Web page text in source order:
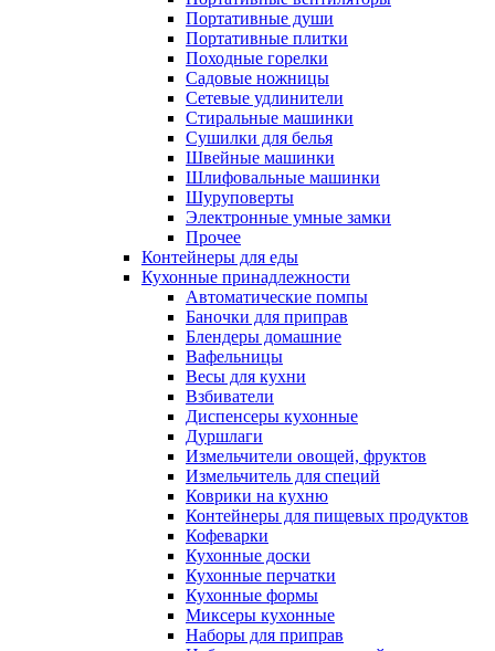
Портативные души
Портативные плитки
Походные горелки
Садовые ножницы
Сетевые удлинители
Стиральные машинки
Сушилки для белья
Швейные машинки
Шлифовальные машинки
Шуруповерты
Электронные умные замки
Прочее
Контейнеры для еды
Кухонные принадлежности
Автоматические помпы
Баночки для приправ
Блендеры домашние
Вафельницы
Весы для кухни
Взбиватели
Диспенсеры кухонные
Дуршлаги
Измельчители овощей, фруктов
Измельчитель для специй
Коврики на кухню
Контейнеры для пищевых продуктов
Кофеварки
Кухонные доски
Кухонные перчатки
Кухонные формы
Миксеры кухонные
Наборы для приправ